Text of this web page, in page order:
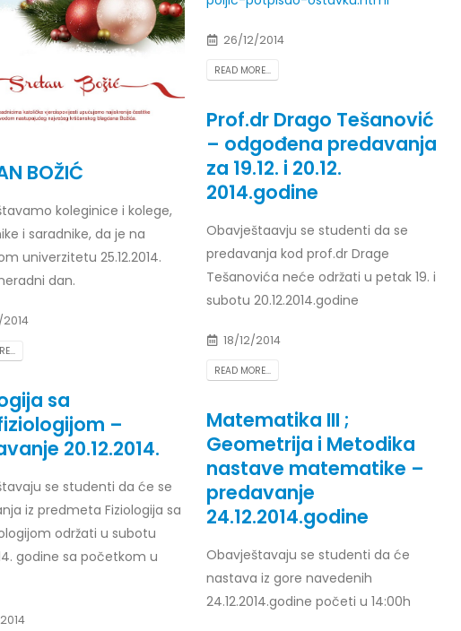
26/12/2014
READ MORE...
BOŽIĆ
koleginice i kolege,
i saradnike, da je na
univerzitetu 25.12.2014.
dan.
Prof.dr Drago Tešanović
– odgođena predavanja
za 19.12. i 20.12.
2014.godine
Obavještaavju se studenti da se
predavanja kod prof.dr Drage
Tešanovića neće održati u petak 19. i
subotu 20.12.2014.godine
18/12/2014
READ MORE...
sa
–
20.12.2014.
se studenti da će se
iz predmeta Fiziologija sa
održati u subotu
godine sa početkom u
Matematika III ;
Geometrija i Metodika
nastave matematike –
predavanje
24.12.2014.godine
Obavještavaju se studenti da će
nastava iz gore navedenih
24.12.2014.godine početi u 14:00h
ispita
Mirnes Avdić – rezultati ispita
Prof. dr Azijada Beganlić – rezultati
29/07/2026
Prof. dr Esed Karić – rezultati ispita
25/07/2026